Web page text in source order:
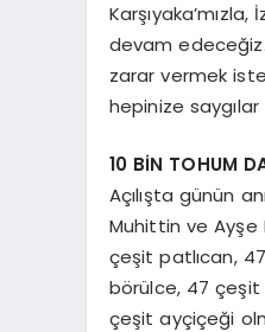
devam
zarar vermek
hepinize
10 BİN TOHUM
Açılışta günün
Muhittin ve Ayşe
çeşit patlıcan,
börülce, 47 çeşit
çeşit ayçiçeği